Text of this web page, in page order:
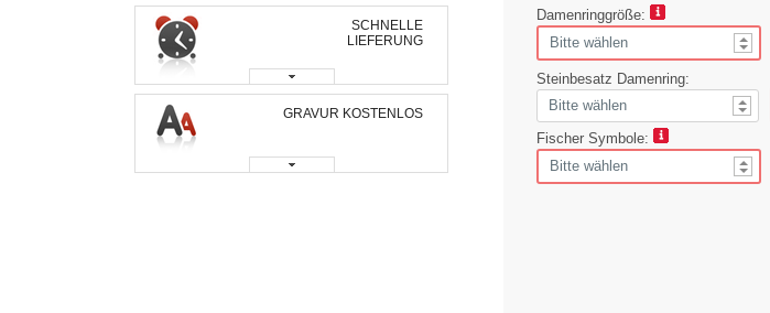
Damenringgröße:
Steinbesatz Damenring:
Fischer Symbole:
SCHNELLE
LIEFERUNG
GRAVUR KOSTENLOS